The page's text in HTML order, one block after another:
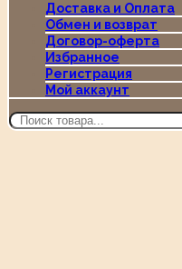
Доставка и Оплата
Обмен и возврат
Договор-оферта
Избранное
Регистрация
Мой аккаунт